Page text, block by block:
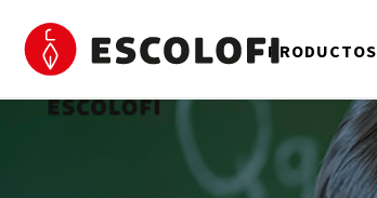
PRODUCTOS